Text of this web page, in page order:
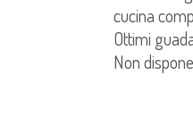
cucina
Ottimi
Non